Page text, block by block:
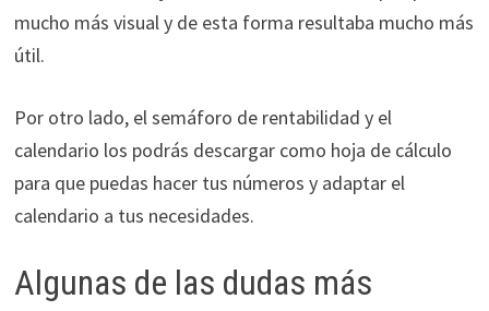
mucho más visual y de esta forma resultaba mucho más
útil.
Por otro lado, el semáforo de rentabilidad y el
calendario los podrás descargar como hoja de cálculo
para que puedas hacer tus números y adaptar el
calendario a tus necesidades.
Algunas de las dudas más